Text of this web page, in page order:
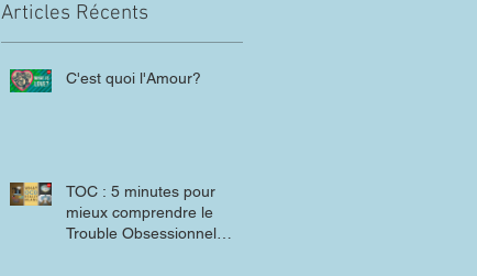
Articles Récents
C'est quoi l'Amour?
TOC : 5 minutes pour
mieux comprendre le
Trouble Obsessionnel